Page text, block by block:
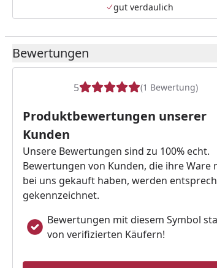
gut verdaulich
Bewertungen
5 (1 Bewertung)
Produktbewertungen unserer
Kunden
Unsere Bewertungen sind zu 100% echt.
Bewertungen von Kunden, die ihre Ware
bei uns gekauft haben, werden
gekennzeichnet.
Bewertungen mit diesem Symbol
von verifizierten Käufern!